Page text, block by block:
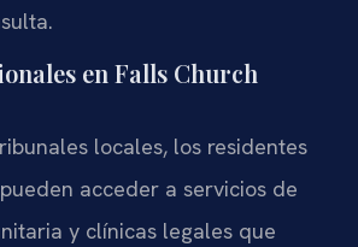
en Falls Church
locales, los residentes
acceder a servicios de
y clínicas legales que